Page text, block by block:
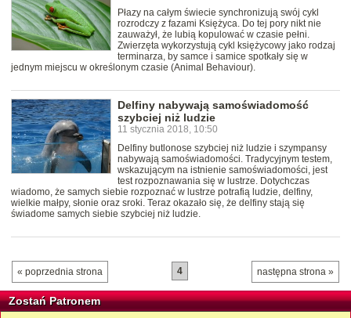
Płazy na całym świecie synchronizują swój cykl
rozrodczy z fazami Księżyca. Do tej pory nikt nie
zauważył, że lubią kopulować w czasie pełni.
Zwierzęta wykorzystują cykl księżycowy jako rodzaj
terminarza, by samce i samice spotkały się w
jednym miejscu w określonym czasie (Animal Behaviour).
Delfiny nabywają samoświadomość
szybciej niż ludzie
11 stycznia 2018, 10:50
Delfiny butlonose szybciej niż ludzie i szympansy
nabywają samoświadomości. Tradycyjnym testem,
wskazującym na istnienie samoświadomości, jest
test rozpoznawania się w lustrze. Dotychczas
wiadomo, że samych siebie rozpoznać w lustrze potrafią ludzie, delfiny,
wielkie małpy, słonie oraz sroki. Teraz okazało się, że delfiny stają się
świadome samych siebie szybciej niż ludzie.
« poprzednia strona następna strona »
4
Zostań Patronem